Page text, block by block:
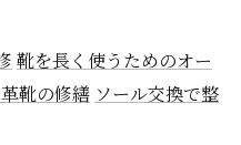
靴を長く使うためのオー
靴の修繕 ソール交換で整